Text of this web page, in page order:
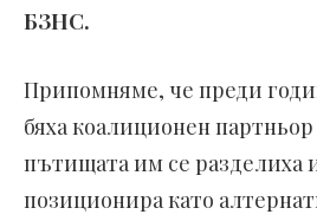
БЗНС.
Припомняме, че преди
бяха коалиционен
пътищата им се разделиха
позиционира като